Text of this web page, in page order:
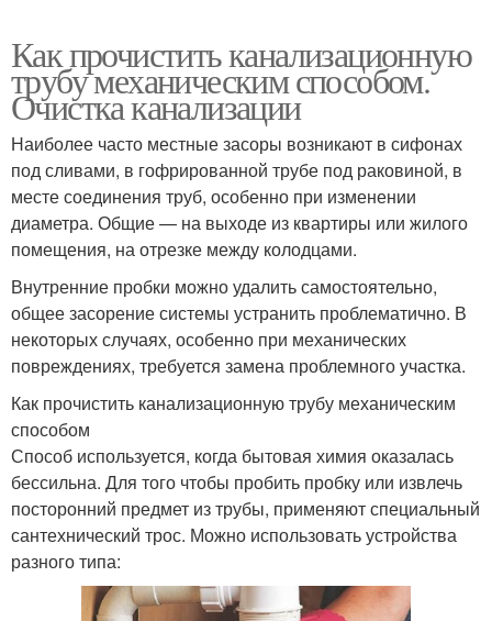
Как прочистить канализационную
трубу механическим способом.
Очистка канализации
Наиболее часто местные засоры возникают в сифонах
под сливами, в гофрированной трубе под раковиной, в
месте соединения труб, особенно при изменении
диаметра. Общие — на выходе из квартиры или жилого
помещения, на отрезке между колодцами.
Внутренние пробки можно удалить самостоятельно,
общее засорение системы устранить проблематично. В
некоторых случаях, особенно при механических
повреждениях, требуется замена проблемного участка.
Как прочистить канализационную трубу механическим
способом
Способ используется, когда бытовая химия оказалась
бессильна. Для того чтобы пробить пробку или извлечь
посторонний предмет из трубы, применяют специальный
сантехнический трос. Можно использовать устройства
разного типа: